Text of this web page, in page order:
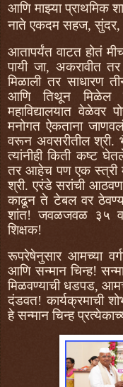
आणि माझ्या प्राथमिक
नाते एकदम सहज, सुंदर,
आतापर्यंत वाटत होतं
पायी जा, अकरावीत
मिळाली तर साधारण
आणि तिथून मिळेल
महाविद्यालयात वेळेवर
मनोगत ऐकताना
वरून अवसरीतील श्री.
त्यांनीही किती कष्ट
तर आहेच पण एक स्त्री
श्री. एरंडे सरांची आठवण
काढून ते टेबल वर
शांत! जवळजवळ ३५
शिक्षक!
रूपरेषेनुसार आमच्या
आणि सन्मान चिन्ह!
मिळवण्याची धडपड,
दंडवत! कार्यक्रमाची
हे सन्मान चिन्ह